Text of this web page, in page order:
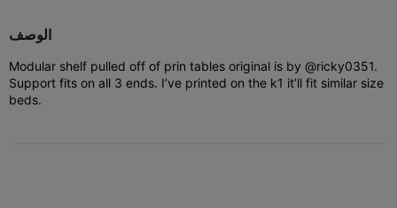
الوصف
Modular shelf pulled off of prin tables original is by @ricky0351.
Support fits on all 3 ends. I’ve printed on the k1 it’ll fit similar size
beds.